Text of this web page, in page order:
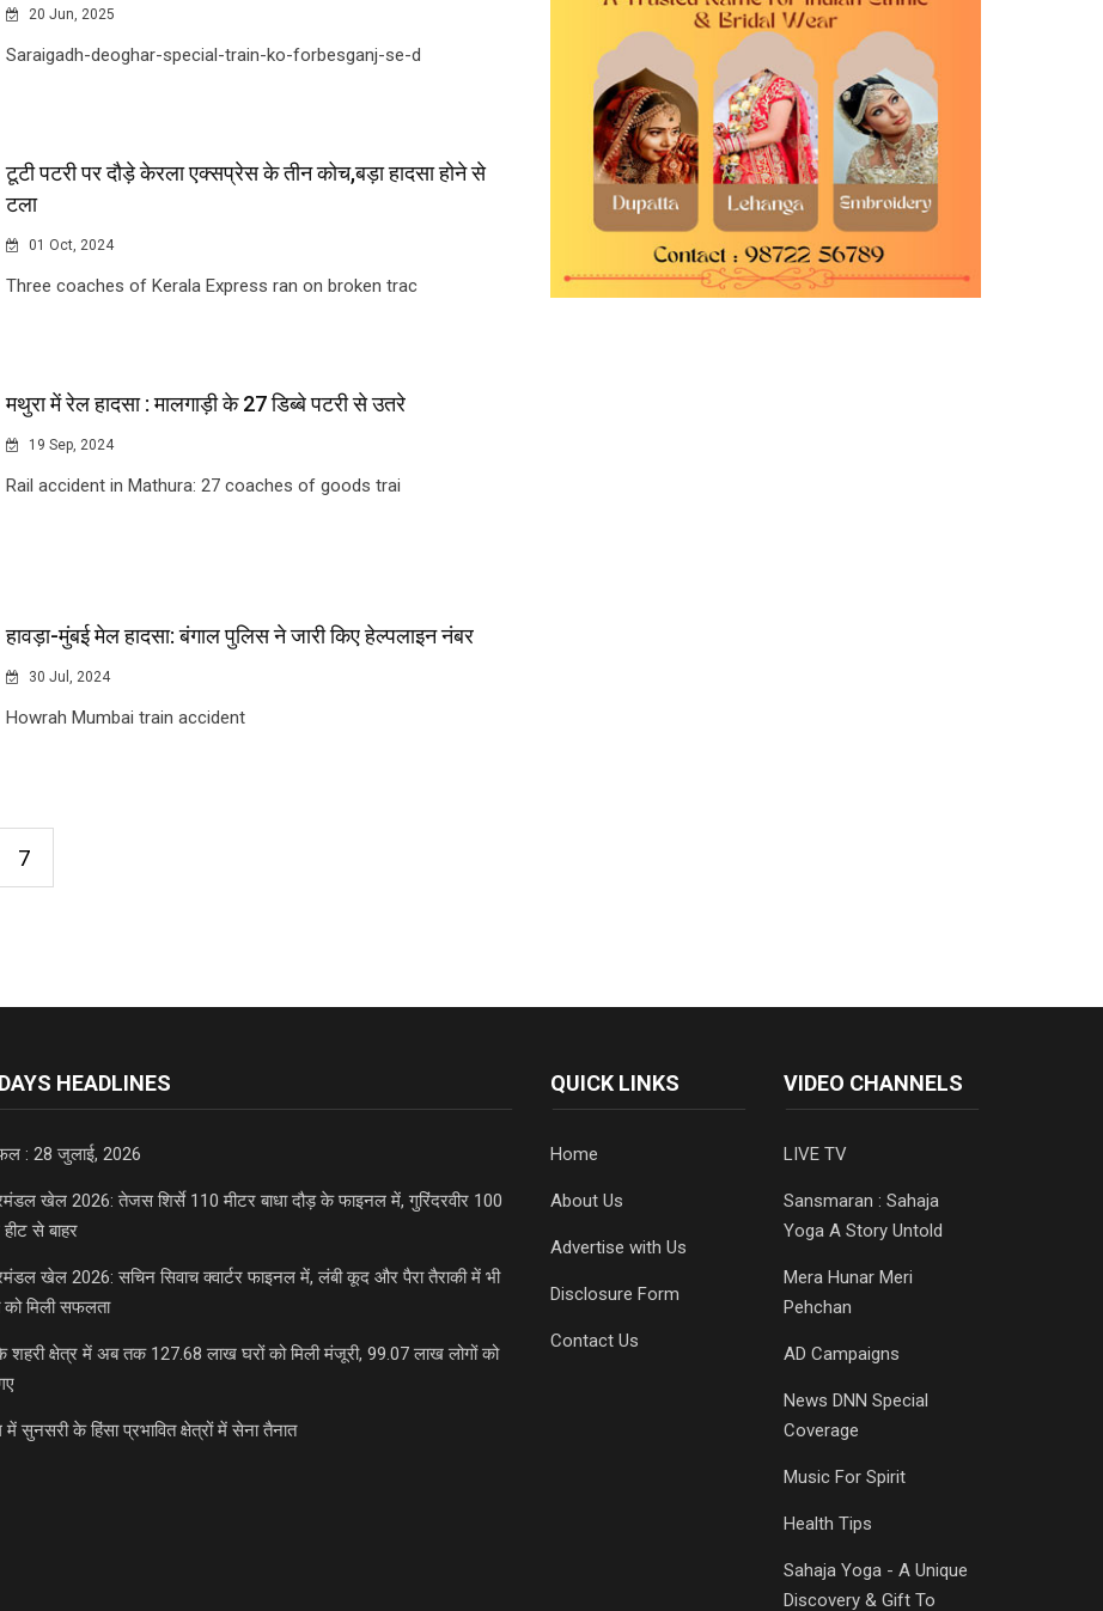
20 Jun, 2025
Saraigadh-deoghar-special-train-ko-forbesganj-se-d
टूटी पटरी पर दौड़े केरला एक्सप्रेस के तीन कोच,बड़ा हादसा होने से
टला
01 Oct, 2024
Three coaches of Kerala Express ran on broken trac
मथुरा में रेल हादसा : मालगाड़ी के 27 डिब्बे पटरी से उतरे
19 Sep, 2024
Rail accident in Mathura: 27 coaches of goods trai
हावड़ा-मुंबई मेल हादसा: बंगाल पुलिस ने जारी किए हेल्पलाइन नंबर
30 Jul, 2024
Howrah Mumbai train accident
7
HEADLINES
: 28 जुलाई, 2026
खेल 2026: तेजस शिर्से 110 मीटर बाधा दौड़ के फाइनल में, गुरिंदरवीर 100
हीट से बाहर
खेल 2026: सचिन सिवाच क्वार्टर फाइनल में, लंबी कूद और पैरा तैराकी में भी
को मिली सफलता
क्षेत्र में अब तक 127.68 लाख घरों को मिली मंजूरी, 99.07 लाख लोगों को
में सुनसरी के हिंसा प्रभावित क्षेत्रों में सेना तैनात
QUICK LINKS
Home
About Us
Advertise with Us
Disclosure Form
Contact Us
VIDEO CHANNELS
LIVE TV
Sansmaran : Sahaja
Yoga A Story Untold
Mera Hunar Meri
Pehchan
AD Campaigns
News DNN Special
Coverage
Music For Spirit
Health Tips
Sahaja Yoga - A Unique
Discovery & Gift To